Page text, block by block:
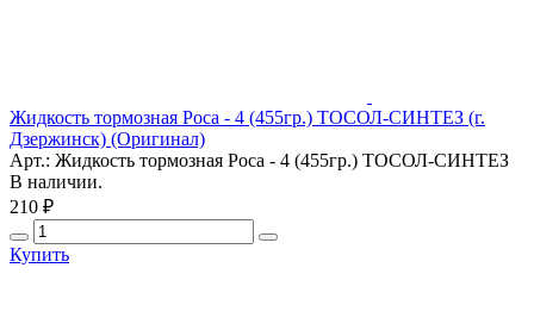
Жидкость тормозная Роса - 4 (455гр.) ТОСОЛ-СИНТЕЗ (г.
Дзержинск) (Оригинал)
Арт.: Жидкость тормозная Роса - 4 (455гр.) ТОСОЛ-СИНТЕЗ
В наличии.
210 ₽
Купить